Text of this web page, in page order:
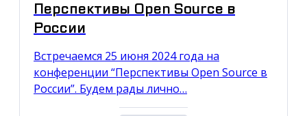
Перспективы Open Source в
России
Встречаемся 25 июня 2024 года на
конференции “Перспективы Open Source в
России”. Будем рады лично…